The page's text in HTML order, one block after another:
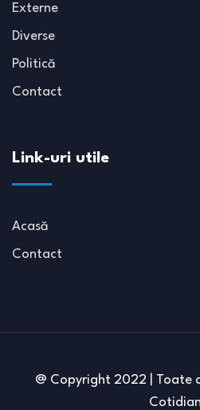
Externe
Diverse
Politică
Contact
Link-uri utile
Acasă
Contact
@ Copyright 2022 | Toate